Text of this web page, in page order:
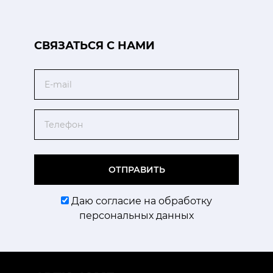
CВЯЗАТЬСЯ С НАМИ
ОТПРАВИТЬ
Даю согласие на обработку
персональных данных